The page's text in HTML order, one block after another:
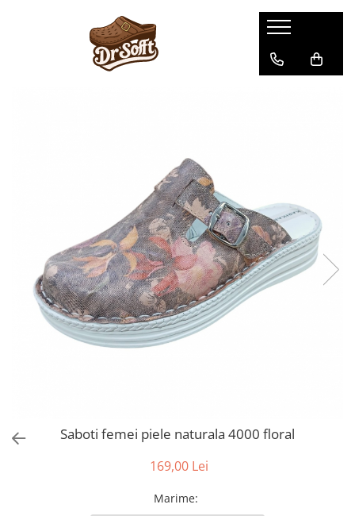
Saboti femei piele naturala 4000 floral
169,00 Lei
Marime: